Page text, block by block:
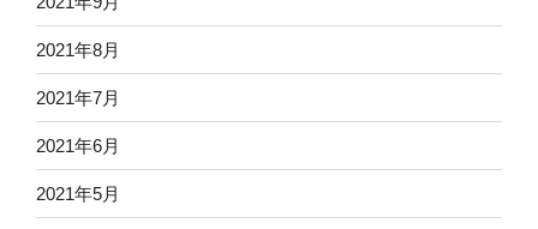
2021年8月
2021年7月
2021年6月
2021年5月